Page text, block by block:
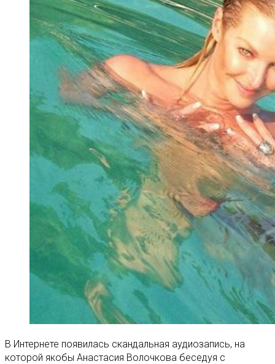
В Интернете появилась скандальная аудиозапись, на
которой якобы Анастасия Волочкова беседуя с